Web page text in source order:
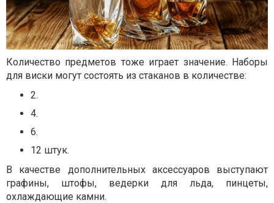
Количество предметов тоже играет значение. Наборы
для виски могут состоять из стаканов в количестве:
2.
4.
6.
12 штук.
В качестве дополнительных аксессуаров выступают
графины, штофы, ведерки для льда, пинцеты,
охлаждающие камни.